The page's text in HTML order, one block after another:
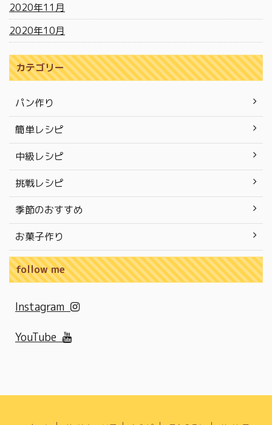
2020年11月
2020年10月
カテゴリー
パン作り
簡単レシピ
中級レシピ
挑戦レシピ
季節のおすすめ
お菓子作り
follow me
Instagram
YouTube